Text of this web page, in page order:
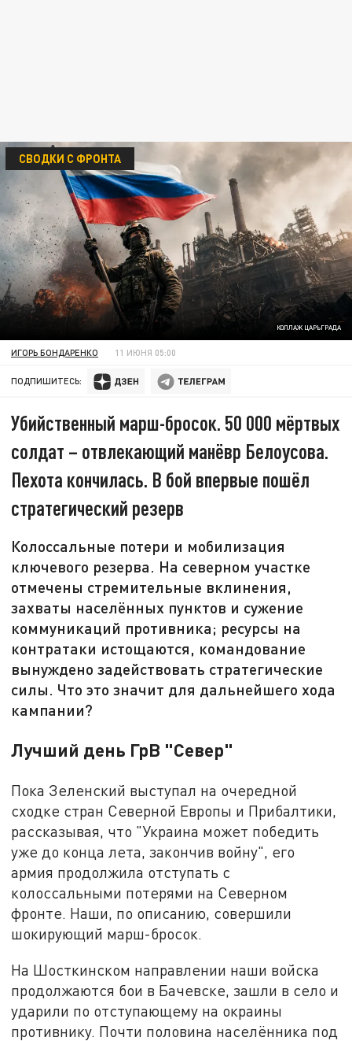
КОЛЛАЖ ЦАРЬГРАДА
СВОДКИ С ФРОНТА
ИГОРЬ БОНДАРЕНКО 11 ИЮНЯ 05:00
ПОДПИШИТЕСЬ:
Убийственный марш-бросок. 50 000 мёртвых
солдат – отвлекающий манёвр Белоусова.
Пехота кончилась. В бой впервые пошёл
стратегический резерв
Колоссальные потери и мобилизация
ключевого резерва. На северном участке
отмечены стремительные вклинения,
захваты населённых пунктов и сужение
коммуникаций противника; ресурсы на
контратаки истощаются, командование
вынуждено задействовать стратегические
силы. Что это значит для дальнейшего хода
кампании?
Лучший день ГрВ "Север"
Пока Зеленский выступал на очередной
сходке стран Северной Европы и Прибалтики,
рассказывая, что "Украина может победить
уже до конца лета, закончив войну", его
армия продолжила отступать с
колоссальными потерями на Северном
фронте. Наши, по описанию, совершили
шокирующий марш-бросок.
На Шосткинском направлении наши войска
продолжаются бои в Бачевске, зашли в село и
ударили по отступающему на окраины
противнику. Почти половина населённика под